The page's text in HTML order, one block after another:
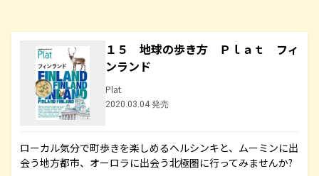
１５ 地球の歩き方 Ｐｌａｔ フィ
ンランド
Plat
2020.03.04 発売
ローカル気分で町歩きを楽しめるヘルシンキと、ムーミンに出
会う地方都市、オーロラに出会う北極圏に行ってみませんか?